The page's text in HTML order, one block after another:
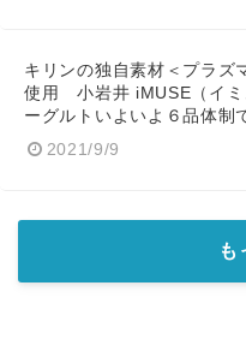
キリンの独自素材＜プラズ
使用 小岩井 iMUSE（イミ
ーグルトいよいよ６品体制
2021/9/9
も